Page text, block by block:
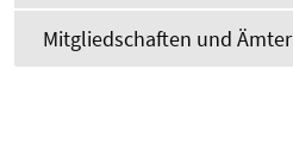
Mitgliedschaften und Ämter